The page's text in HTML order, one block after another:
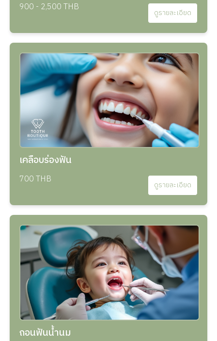
900 - 2,500 THB ดูรายละเอียด
เคลือบร่องฟัน
700 THB ดูรายละเอียด
ถอนฟันน้ำนม